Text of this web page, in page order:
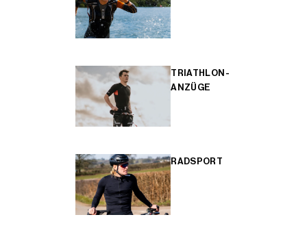
TRIATHLON-
ANZÜGE
RADSPORT